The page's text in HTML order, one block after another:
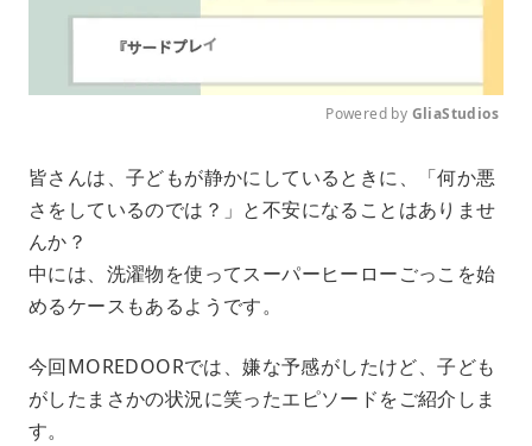
u
t
Powered by GliaStudios
皆さんは、子どもが静かにしているときに、「何か悪
さをしているのでは？」と不安になることはありませ
んか？
中には、洗濯物を使ってスーパーヒーローごっこを始
めるケースもあるようです。
今回MOREDOORでは、嫌な予感がしたけど、子ども
がしたまさかの状況に笑ったエピソードをご紹介しま
す。